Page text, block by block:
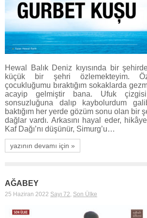
Hewal Balık Deniz kıyısında bir
küçük bir şehri özlemekteyim.
çocukluğumu bıraktığım sokaklarda
acayip gelmiştir bana. Ufuk
sonsuzluğuna dalıp kaybolurdum
baktığım her yerde gözüm sonu olan bir
dağlar vardı. Arkasını hayal eder,
Kaf Dağı’nı düşünür, Simurg’u…
yazının devamı için »
AĞABEY
25 Haziran 2022 Sayı 72, Son Ülke